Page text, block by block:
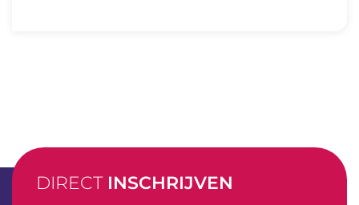
DIRECT INSCHRIJVEN